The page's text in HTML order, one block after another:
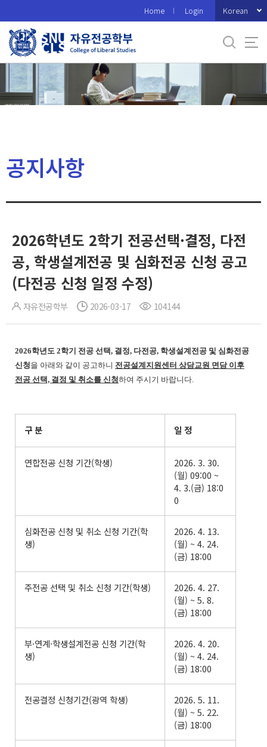
로
메
Home Login Korean
공지사항
2026학년도 2학기 전공선택·결정, 다전
공, 학생설계전공 및 심화전공 신청 공고
(다전공 신청 일정 수정)
자유전공학부 2026-03-17 104144
2026학년도 2학기 전공 선택, 결정, 다전공, 학생설계전공 및 심화전공
신청을 아래와 같이 공고하니 전공설계지원센터 상담교원 면담 이후
전공 선택, 결정 및 취소를 신청하여 주시기 바랍니다.
구 분 일 정
연합전공 신청 기간(학생)
2026. 3. 30.
(월) 09:00 ~
4. 3.(금) 18:0
0
심화전공 신청 및 취소 신청 기간(학
생)
2026. 4. 13.
(월) ~ 4. 24.
(금) 18:00
주전공 선택 및 취소 신청 기간(학생)
2026. 4. 27.
(월) ~ 5. 8.
(금) 18:00
부·연계·학생설계전공 신청 기간(학
생)
2026. 4. 20.
(월) ~ 4. 24.
(금) 18:00
전공결정 신청기간(광역 학생)
2026. 5. 11.
(월) ~ 5. 22.
(금) 18:00